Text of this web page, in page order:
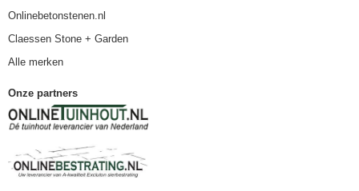
Onlinebetonstenen.nl
Claessen Stone + Garden
Alle merken
Onze partners